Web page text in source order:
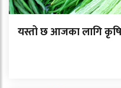
यस्तो छ आजका लागि